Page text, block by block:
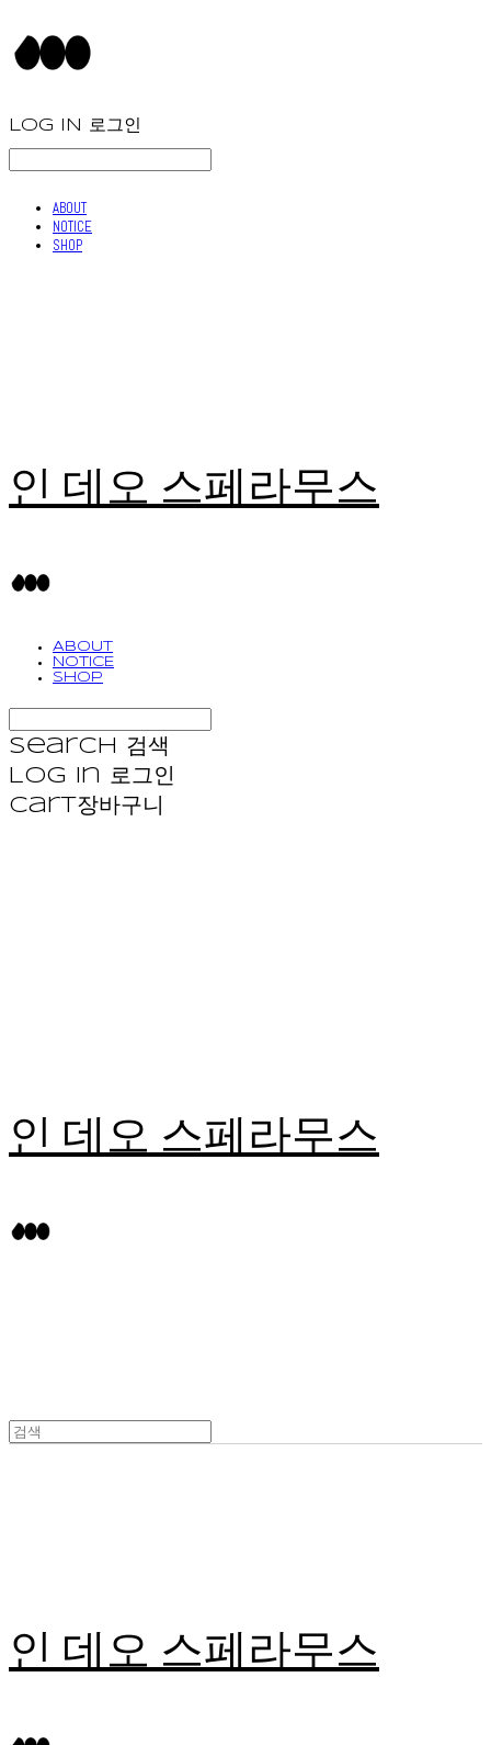
LOG IN 로그인
ABOUT
NOTICE
SHOP
인 데오 스페라무스
ABOUT
NOTICE
SHOP
Search
검색
Log In 로그인
Cart장바구니
인 데오 스페라무스
인 데오 스페라무스